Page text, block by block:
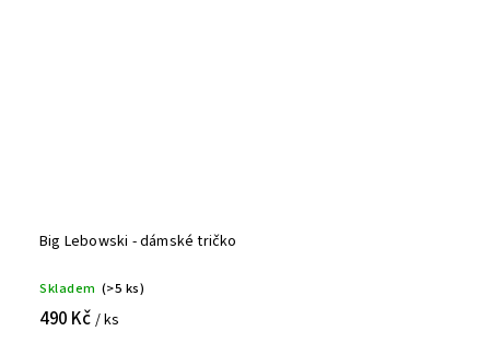
Big Lebowski - dámské tričko
Skladem (>5 ks)
490 Kč / ks